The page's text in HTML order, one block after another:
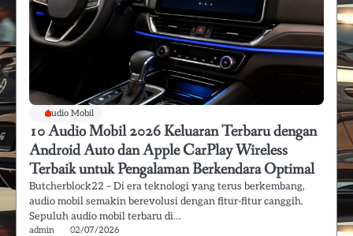
Audio Mobil
10 Audio Mobil 2026 Keluaran Terbaru dengan
Android Auto dan Apple CarPlay Wireless
Terbaik untuk Pengalaman Berkendara Optimal
Butcherblock22 – Di era teknologi yang terus berkembang,
audio mobil semakin berevolusi dengan fitur-fitur canggih.
Sepuluh audio mobil terbaru di…
admin 02/07/2026